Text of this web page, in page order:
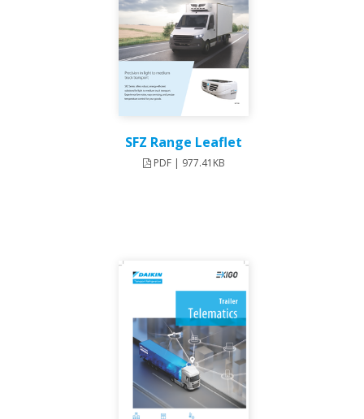
SFZ Range Leaflet
PDF | 977.41KB